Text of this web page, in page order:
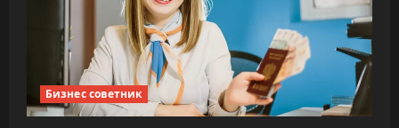
Бизнес советник